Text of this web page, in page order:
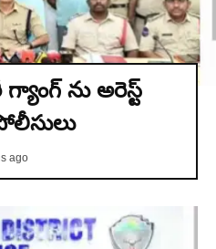
ను అరెస్ట్
ago